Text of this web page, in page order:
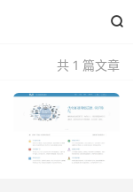

共 1 篇文章